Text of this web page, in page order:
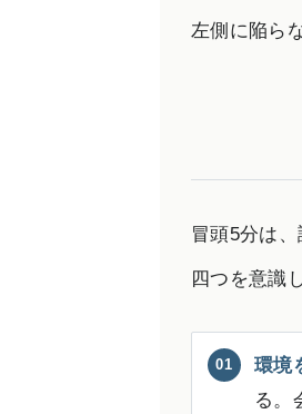
左側に陥ら
冒頭5分は
四つを意識
環境
る。